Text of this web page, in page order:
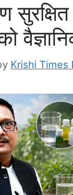
Krishi Times